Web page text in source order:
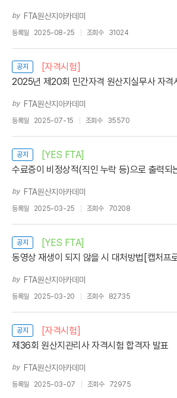
by FTA원산지아카데미
등록일 2025-08-25 조회수 31024
공지
[자격시험]
2025년 제20회 민간자격 원산지실무사 자격
by FTA원산지아카데미
등록일 2025-07-15 조회수 35570
공지
[YES FTA]
수료증이 비정상적(직인 누락 등)으로 출력되
by FTA원산지아카데미
등록일 2025-03-25 조회수 70208
공지
[YES FTA]
동영상 재생이 되지 않을 시 대처방법[캡처프
by FTA원산지아카데미
등록일 2025-03-20 조회수 82735
공지
[자격시험]
제36회 원산지관리사 자격시험 합격자 발표
by FTA원산지아카데미
등록일 2025-03-07 조회수 72975